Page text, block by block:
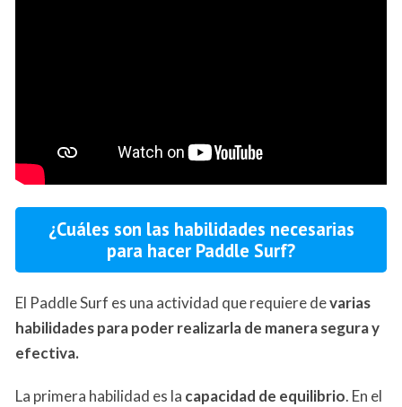
¿Cuáles son las habilidades necesarias
para hacer Paddle Surf?
El Paddle Surf es una actividad que requiere devarias
habilidades para poder realizarla de manera segura y
efectiva.
La primera habilidad es la capacidad de equilibrio. En el